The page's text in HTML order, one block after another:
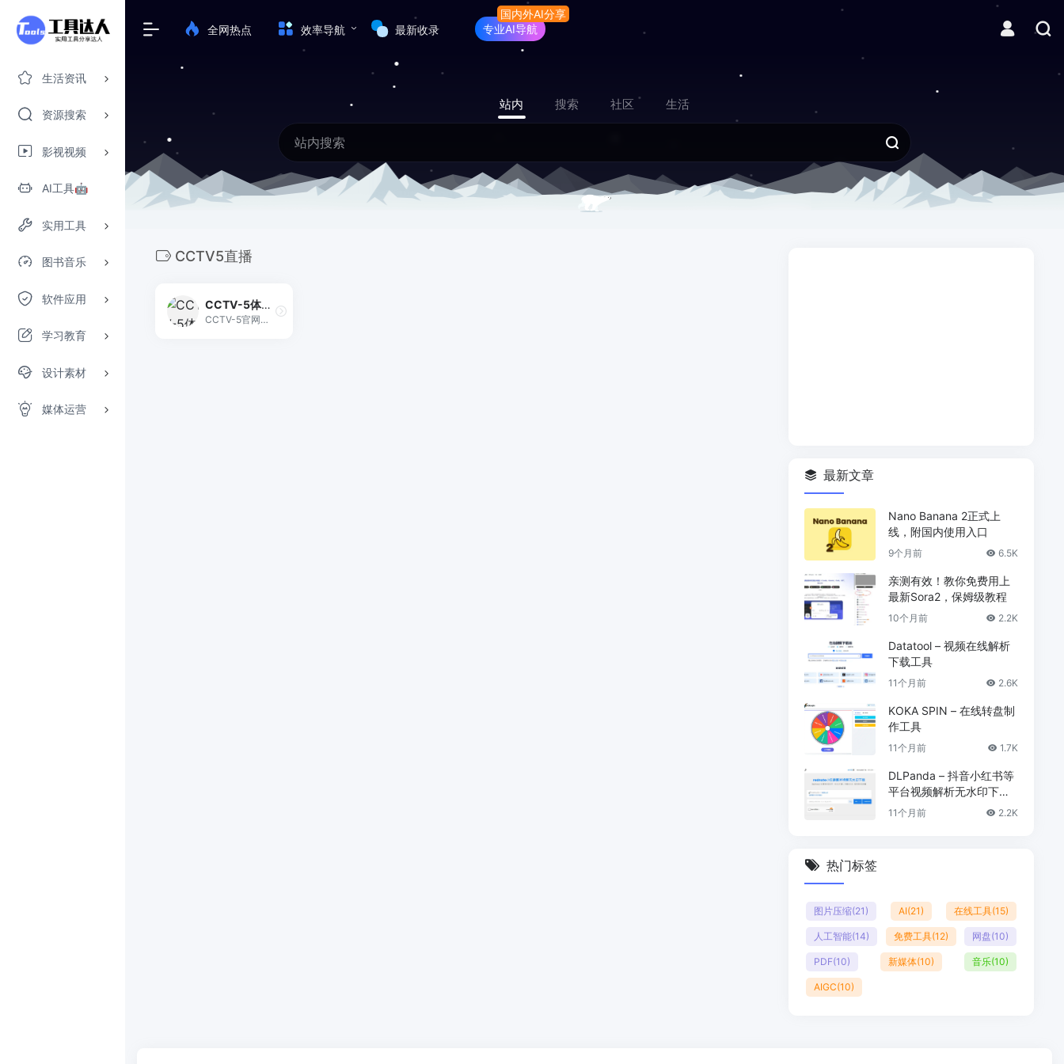
生活资讯
资源搜索
影视视频
AI工具🤖
实用工具
图书音乐
软件应用
学习教育
设计素材
媒体运营
全网热点 效率导航 最新收录 专业AI导航
站内 搜索 社区 生活
CCTV5直播
CCTV-5体育频道
CCTV-5官网直播提供高清无插件体育赛事实时观看，覆盖NBA、中超、奥运、世界杯等顶级赛事。
最新文章
Nano Banana 2正式上
线，附国内使用入口
9个月前 6.5K
亲测有效！教你免费用上
最新Sora2，保姆级教程
10个月前 2.2K
Datatool – 视频在线解析
下载工具
11个月前 2.6K
KOKA SPIN – 在线转盘制
作工具
11个月前 1.7K
DLPanda – 抖音小红书等
平台视频解析无水印下载
工具
11个月前 2.2K
热门标签
图片压缩(21) AI(21) 在线工具(15)
人工智能(14) 免费工具(12) 网盘(10)
PDF(10) 新媒体(10) 音乐(10)
AIGC(10)